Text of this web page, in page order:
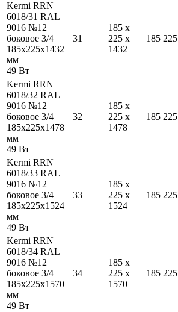
Kermi RRN
6018/31 RAL
9016 №12
боковое 3/4
185x225x1432
мм
49 Вт
31
185 x
225 x
1432
185 225
Kermi RRN
6018/32 RAL
9016 №12
боковое 3/4
185x225x1478
мм
49 Вт
32
185 x
225 x
1478
185 225
Kermi RRN
6018/33 RAL
9016 №12
боковое 3/4
185x225x1524
мм
49 Вт
33
185 x
225 x
1524
185 225
Kermi RRN
6018/34 RAL
9016 №12
боковое 3/4
185x225x1570
мм
49 Вт
34
185 x
225 x
1570
185 225